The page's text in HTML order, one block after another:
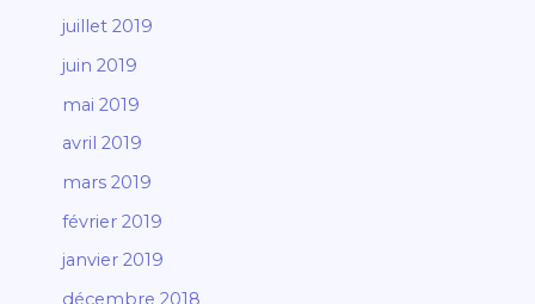
juillet 2019
juin 2019
mai 2019
avril 2019
mars 2019
février 2019
janvier 2019
décembre 2018